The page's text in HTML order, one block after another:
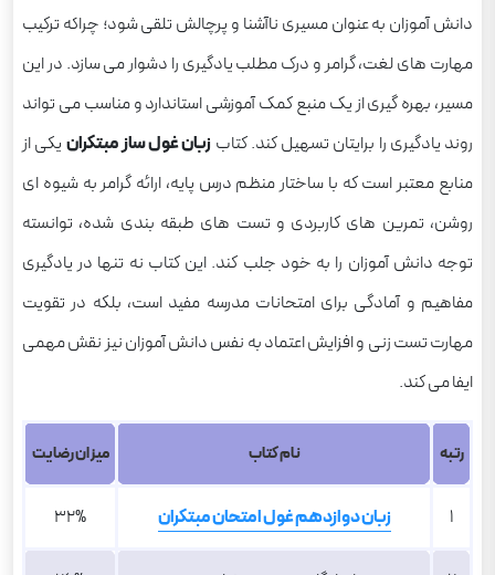
دانش آموزان به عنوان مسیری ناآشنا و پرچالش تلقی شود؛ چراکه ترکیب
مهارت های لغت، گرامر و درک مطلب یادگیری را دشوار می سازد. در این
مسیر، بهره گیری از یک منبع کمک آموزشی استاندارد و مناسب می تواند
روند یادگیری را برایتان تسهیل کند. کتاب زبان غول ساز مبتکران یکی از
منابع معتبر است که با ساختار منظم درس پایه، ارائه گرامر به شیوه ای
روشن، تمرین های کاربردی و تست های طبقه بندی شده، توانسته
توجه دانش آموزان را به خود جلب کند. این کتاب نه تنها در یادگیری
مفاهیم و آمادگی برای امتحانات مدرسه مفید است، بلکه در تقویت
مهارت تست زنی و افزایش اعتماد به نفس دانش آموزان نیز نقش مهمی
ایفا می کند.
رتبه نام کتاب میزان رضایت
1 زبان دوازدهم غول امتحان مبتکران 32%